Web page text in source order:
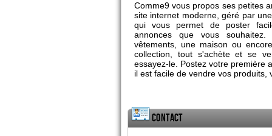
Comme9 vous propos ses petites
site internet moderne, géré par
qui vous permet de poster
annonces que vous
vêtements, une maison ou
collection, tout s'achète et se
essayez-le. Postez votre première
il est facile de vendre vos produits,
Contact